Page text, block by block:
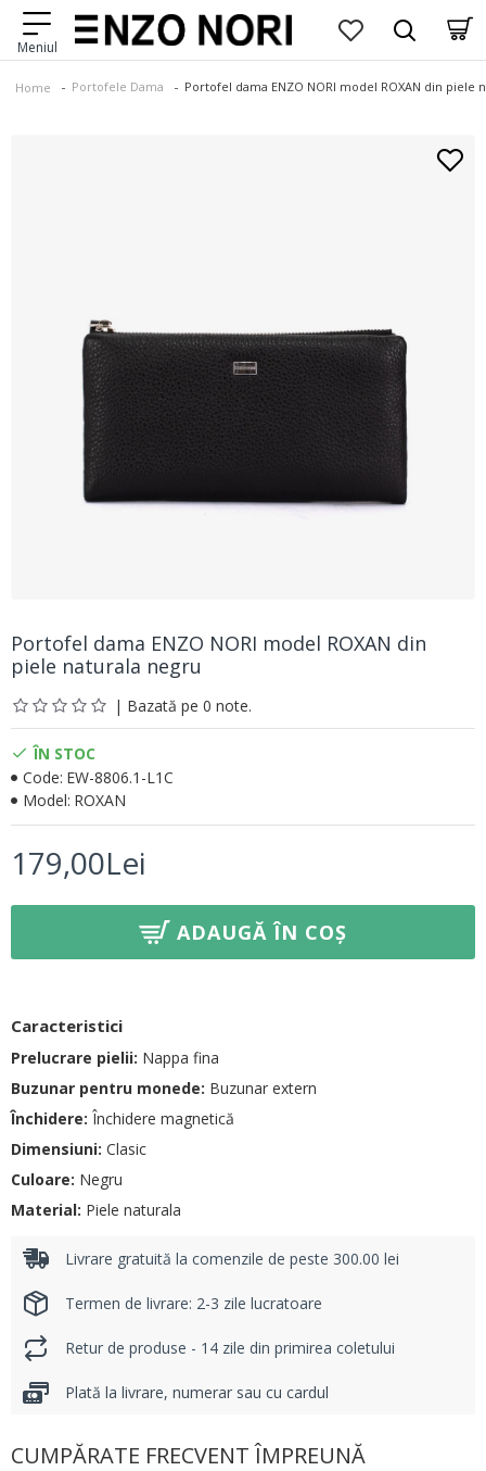
Home Portofele Dama Portofel dama ENZO NORI model ROXAN din piele
Portofel dama ENZO NORI model ROXAN din
piele naturala negru
| Bazată pe 0 note.
179,00Lei
ÎN STOC
Code: EW-8806.1-L1C
Model: ROXAN
ADAUGĂ ÎN COȘ
Caracteristici
Prelucrare pielii: Nappa fina
Buzunar pentru monede: Buzunar extern
Închidere: Închidere magnetică
Dimensiuni: Clasic
Culoare: Negru
Material: Piele naturala
Livrare gratuită la comenzile de peste 300.00 lei
Termen de livrare: 2-3 zile lucratoare
Retur de produse - 14 zile din primirea coletului
Plată la livrare, numerar sau cu cardul
CUMPĂRATE FRECVENT ÎMPREUNĂ